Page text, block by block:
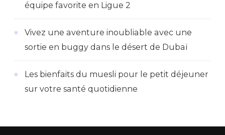
équipe favorite en Ligue 2
Vivez une aventure inoubliable avec une
sortie en buggy dans le désert de Dubaï
Les bienfaits du muesli pour le petit déjeuner
sur votre santé quotidienne